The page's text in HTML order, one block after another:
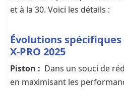
et à la 30. Voici les détails :
Évolutions spécifiques
X-PRO 2025
Piston : Dans un souci de
en maximisant les